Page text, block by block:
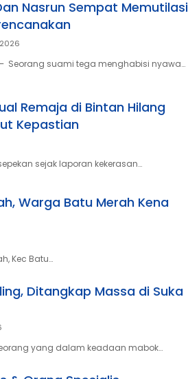
Nasrun Sempat Memutilasi
– Seorang suami tega menghabisi nyawa…
Remaja di Bintan Hilang
Kepastian
sejak laporan kekerasan…
Warga Batu Merah Kena
Kec Batu…
Ditangkap Massa di Suka
yang dalam keadaan mabok…